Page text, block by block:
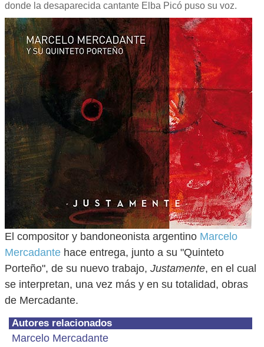
donde la desaparecida cantante Elba Picó puso su voz.
El compositor y bandoneonista argentino Marcelo
Mercadante hace entrega, junto a su "Quinteto
Porteño", de su nuevo trabajo, Justamente, en el cual
se interpretan, una vez más y en su totalidad, obras
de Mercadante.
Autores relacionados
Marcelo Mercadante